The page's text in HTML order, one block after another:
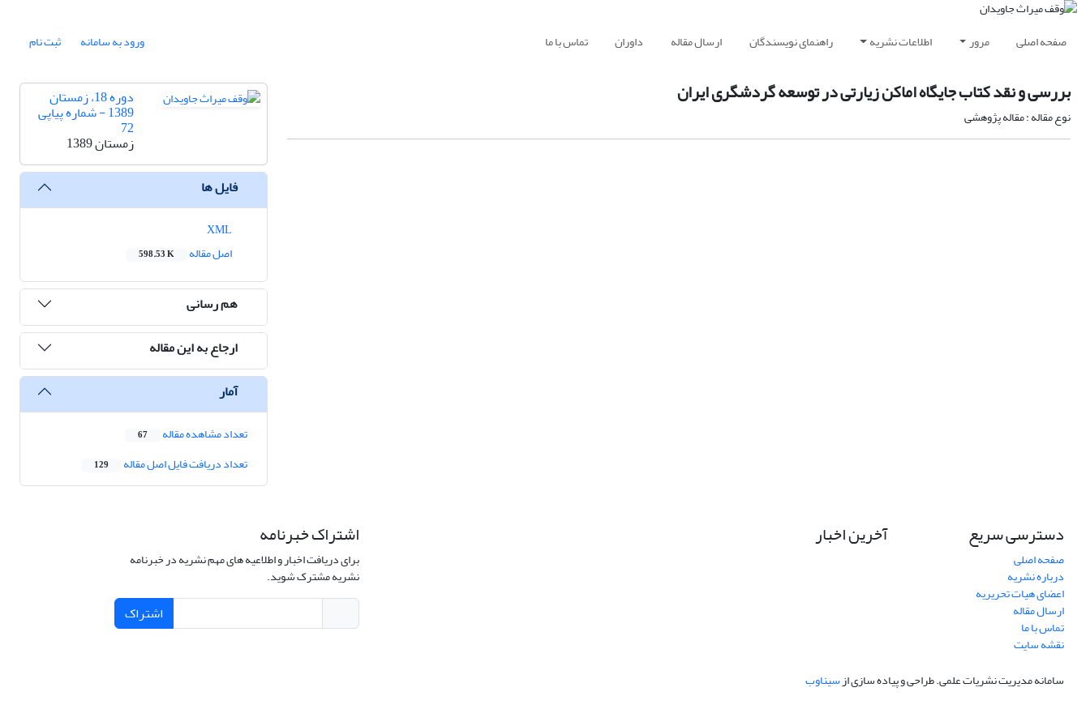
صفحه اصلی مرور اطلاعات نشریه راهنمای نویسندگان ارسال مقاله داوران تماس با ما ورود به سامانه ثبت نام
بررسی و نقد کتاب جایگاه اماکن زیارتی در توسعه گردشگری ایران
نوع مقاله : مقاله پژوهشی
دوره 18، زمستان
1389 - شماره پیاپی
72
زمستان 1389
فایل ها
اصل مقاله
598.53 K
هم رسانی
ارجاع به این مقاله
آمار
تعداد مشاهده مقاله 67
تعداد دریافت فایل اصل مقاله 129
دسترسی سریع
صفحه اصلی
درباره نشریه
اعضای هیات تحریریه
ارسال مقاله
تماس با ما
نقشه سایت
آخرین اخبار اشتراک خبرنامه
برای دریافت اخبار و اطلاعیه های مهم نشریه در خبرنامه
نشریه مشترک شوید.
اشتراک
سامانه مدیریت نشریات علمی.طراحی و پیاده سازی ازسیناوب